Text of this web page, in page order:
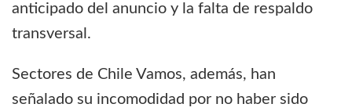
anticipado del anuncio y la falta de respaldo
transversal.
Sectores de Chile Vamos, además, han
señalado su incomodidad por no haber sido